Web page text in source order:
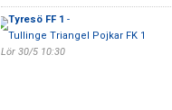
Tyresö FF 1 -
Tullinge Triangel Pojkar FK 1
Lör 30/5 10:30